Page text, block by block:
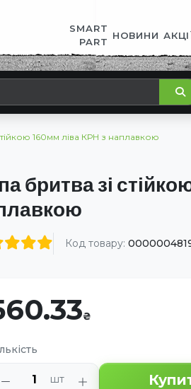
SMART
PART
НОВИНИ
160мм ліва КРН з наплавкою
бритва зі
Код товару:
шт